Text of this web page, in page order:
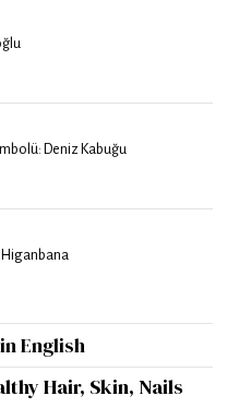
Deniz Kabuğu
Higanbana
English
Hair, Skin, Nails